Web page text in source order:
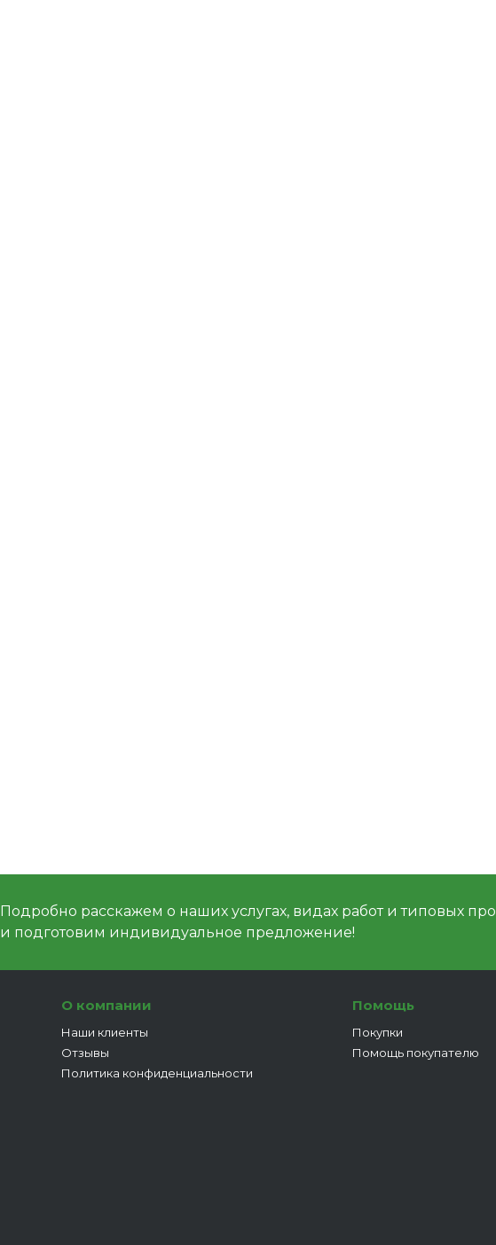
Подробно расскажем о наших услугах, видах работ и типовых
и подготовим индивидуальное предложение!
О компании
Наши клиенты
Отзывы
Политика конфиденциальности
Помощь
Покупки
Помощь покупателю